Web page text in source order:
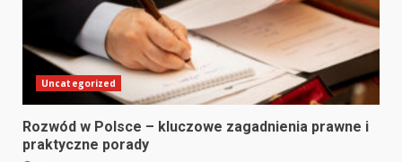
Uncategorized
Rozwód w Polsce – kluczowe zagadnienia prawne i
praktyczne porady